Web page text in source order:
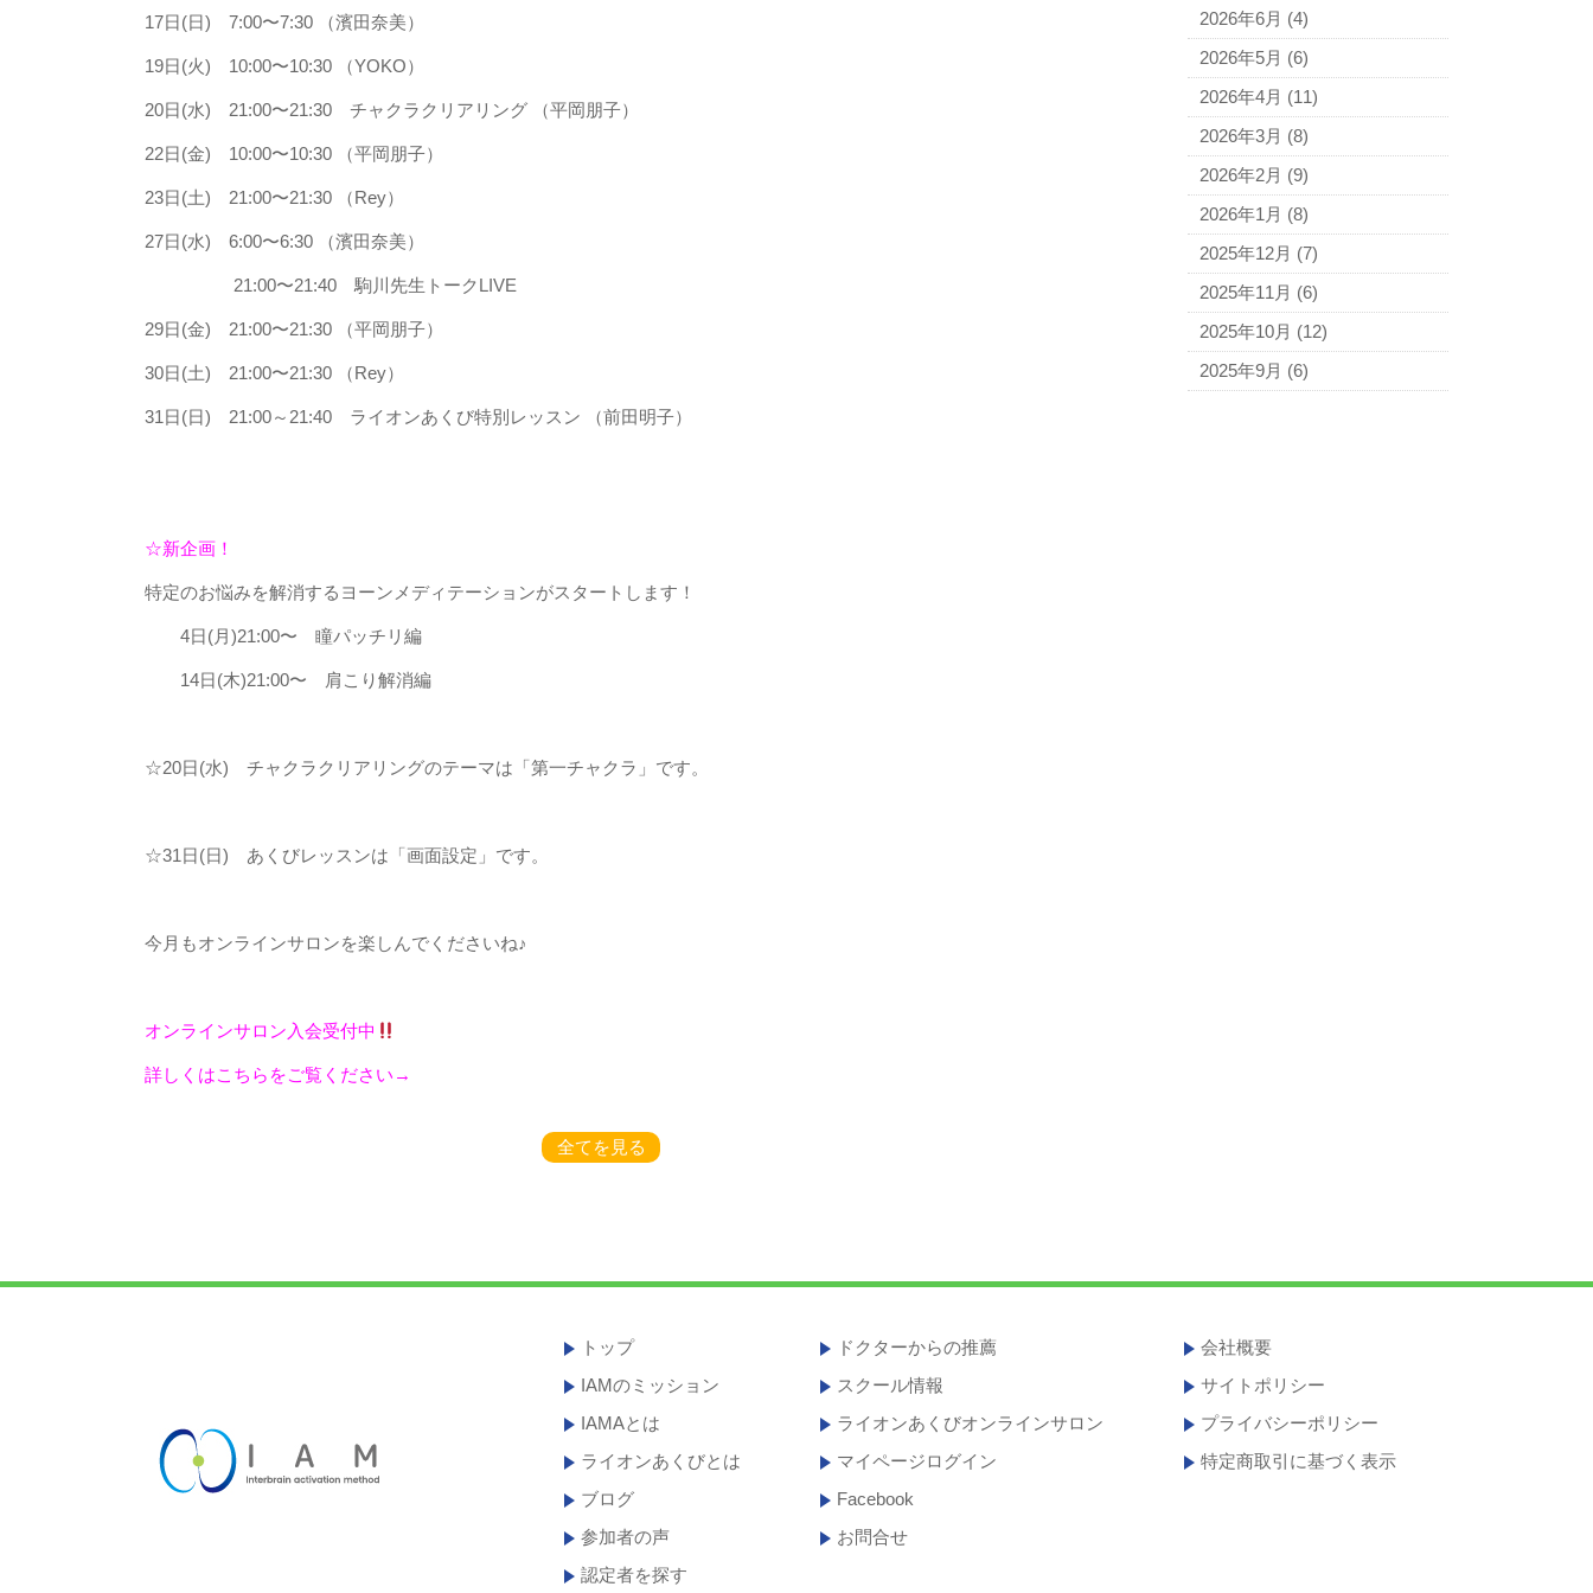
17日(日) 7:00〜7:30 （濱田奈美）
19日(火) 10:00〜10:30 （YOKO）
20日(水) 21:00〜21:30 チャクラクリアリング （平岡朋子）
22日(金) 10:00〜10:30 （平岡朋子）
23日(土) 21:00〜21:30 （Rey）
27日(水) 6:00〜6:30 （濱田奈美）
21:00〜21:40 駒川先生トークLIVE
29日(金) 21:00〜21:30 （平岡朋子）
30日(土) 21:00〜21:30 （Rey）
31日(日) 21:00～21:40 ライオンあくび特別レッスン （前田明子）
☆新企画！
特定のお悩みを解消するヨーンメディテーションがスタートします！
4日(月)21:00〜 瞳パッチリ編
14日(木)21:00〜 肩こり解消編
☆20日(水) チャクラクリアリングのテーマは 「第一チャクラ」 です。
☆31日(日) あくびレッスンは 「画面設定」 です。
今月もオンラインサロンを楽しんでくださいね♪
オンラインサロン入会受付中
詳しくはこちらをご覧ください→
全てを見る
2026年6月 (4)
2026年5月 (6)
2026年4月 (11)
2026年3月 (8)
2026年2月 (9)
2026年1月 (8)
2025年12月 (7)
2025年11月 (6)
2025年10月 (12)
2025年9月 (6)
トップ
IAMのミッション
IAMAとは
ライオンあくびとは
ブログ
参加者の声
認定者を探す
ドクターからの推薦
スクール情報
ライオンあくびオンラインサロン
マイページログイン
Facebook
お問合せ
会社概要
サイトポリシー
プライバシーポリシー
特定商取引に基づく表示